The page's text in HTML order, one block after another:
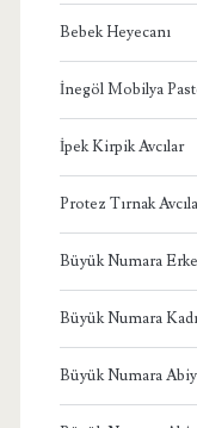
Bebek Heyecanı
İnegöl Mobilya
İpek Kirpik Avcılar
Protez Tırnak
Büyük Numara
Büyük Numara
Büyük Numara